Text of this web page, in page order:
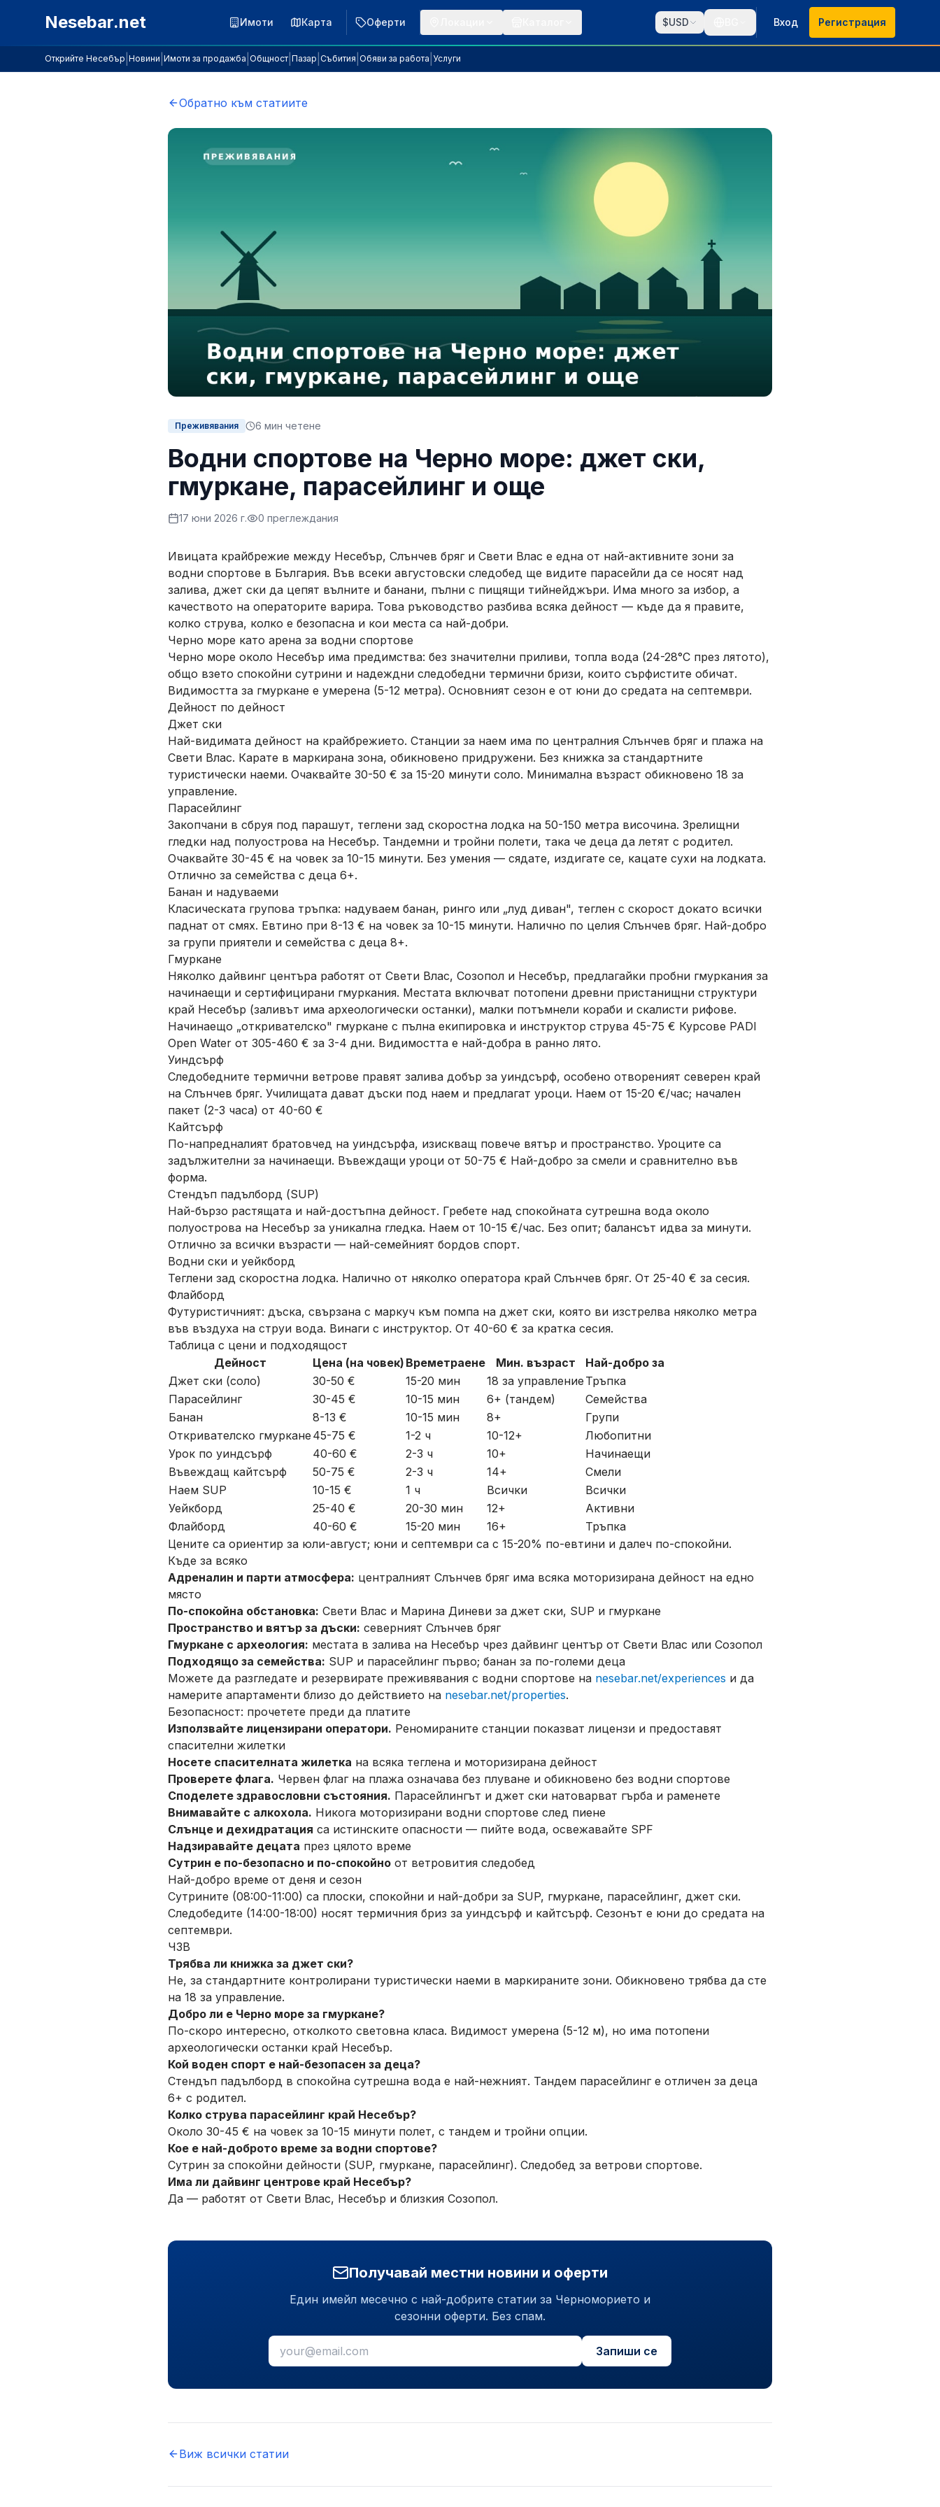
Nesebar.net Имоти Карта Оферти $USD Вход Регистрация
Открийте Несебър Новини Имоти за продажба Общност Пазар Събития Обяви за работа Услуги
Обратно към статиите
Преживявания 6 мин четене
Водни спортове на Черно море: джет ски,
гмуркане, парасейлинг и още
17 юни 2026 г. 0 преглеждания
Ивицата крайбрежие между Несебър, Слънчев бряг и Свети Влас е една от най-активните зони за
водни спортове в България. Във всеки августовски следобед ще видите парасейли да се носят над
залива, джет ски да цепят вълните и банани, пълни с пищящи тийнейджъри. Има много за избор, а
качеството на операторите варира. Това ръководство разбива всяка дейност — къде да я правите,
колко струва, колко е безопасна и кои места са най-добри.
Черно море като арена за водни спортове
Черно море около Несебър има предимства: без значителни приливи, топла вода (24-28°C през лятото),
общо взето спокойни сутрини и надеждни следобедни термични бризи, които сърфистите обичат.
Видимостта за гмуркане е умерена (5-12 метра). Основният сезон е от юни до средата на септември.
Дейност по дейност
Джет ски
Най-видимата дейност на крайбрежието. Станции за наем има по централния Слънчев бряг и плажа на
Свети Влас. Карате в маркирана зона, обикновено придружени. Без книжка за стандартните
туристически наеми. Очаквайте 30-50 € за 15-20 минути соло. Минимална възраст обикновено 18 за
управление.
Парасейлинг
Закопчани в сбруя под парашут, теглени зад скоростна лодка на 50-150 метра височина. Зрелищни
гледки над полуострова на Несебър. Тандемни и тройни полети, така че деца да летят с родител.
Очаквайте 30-45 € на човек за 10-15 минути. Без умения — сядате, издигате се, кацате сухи на лодката.
Отлично за семейства с деца 6+.
Банан и надуваеми
Класическата групова тръпка: надуваем банан, ринго или „луд диван", теглен с скорост докато всички
паднат от смях. Евтино при 8-13 € на човек за 10-15 минути. Налично по целия Слънчев бряг. Най-добро
за групи приятели и семейства с деца 8+.
Гмуркане
Няколко дайвинг центъра работят от Свети Влас, Созопол и Несебър, предлагайки пробни гмуркания за
начинаещи и сертифицирани гмуркания. Местата включват потопени древни пристанищни структури
край Несебър (заливът има археологически останки), малки потъмнели кораби и скалисти рифове.
Начинаещо „откривателско" гмуркане с пълна екипировка и инструктор струва 45-75 € Курсове PADI
Open Water от 305-460 € за 3-4 дни. Видимостта е най-добра в ранно лято.
Уиндсърф
Следобедните термични ветрове правят залива добър за уиндсърф, особено отвореният северен край
на Слънчев бряг. Училищата дават дъски под наем и предлагат уроци. Наем от 15-20 €/час; начален
пакет (2-3 часа) от 40-60 €
Кайтсърф
По-напредналият братовчед на уиндсърфа, изискващ повече вятър и пространство. Уроците са
задължителни за начинаещи. Въвеждащи уроци от 50-75 € Най-добро за смели и сравнително във
форма.
Стендъп падълборд (SUP)
Най-бързо растящата и най-достъпна дейност. Гребете над спокойната сутрешна вода около
полуострова на Несебър за уникална гледка. Наем от 10-15 €/час. Без опит; балансът идва за минути.
Отлично за всички възрасти — най-семейният бордов спорт.
Водни ски и уейкборд
Теглени зад скоростна лодка. Налично от няколко оператора край Слънчев бряг. От 25-40 € за сесия.
Флайборд
Футуристичният: дъска, свързана с маркуч към помпа на джет ски, която ви изстрелва няколко метра
във въздуха на струи вода. Винаги с инструктор. От 40-60 € за кратка сесия.
Таблица с цени и подходящост
Дейност
Цена (на човек) Времетраене Мин. възраст
Най-добро за
Джет ски (соло)
30-50 € 15-20 мин 18 за управление Тръпка
Парасейлинг
30-45 € 10-15 мин 6+ (тандем)
Семейства
Банан
8-13 € 10-15 мин 8+
Групи
Откривателско гмуркане 45-75 € 1-2 ч 10-12+
Любопитни
Урок по уиндсърф
40-60 € 2-3 ч 10+
Начинаещи
Въвеждащ кайтсърф
50-75 € 2-3 ч 14+
Смели
Наем SUP
10-15 € 1 ч Всички
Всички
Уейкборд
25-40 € 20-30 мин 12+
Активни
Флайборд
40-60 € 15-20 мин 16+
Тръпка
Цените са ориентир за юли-август; юни и септември са с 15-20% по-евтини и далеч по-спокойни.
Къде за всяко
Адреналин и парти атмосфера: централният Слънчев бряг има всяка моторизирана дейност на едно
място
По-спокойна обстановка: Свети Влас и Марина Диневи за джет ски, SUP и гмуркане
Пространство и вятър за дъски: северният Слънчев бряг
Гмуркане с археология: местата в залива на Несебър чрез дайвинг център от Свети Влас или Созопол
Подходящо за семейства: SUP и парасейлинг първо; банан за по-големи деца
Можете да разгледате и резервирате преживявания с водни спортове на nesebar.net/experiences и да
намерите апартаменти близо до действието на nesebar.net/properties.
Безопасност: прочетете преди да платите
Използвайте лицензирани оператори. Реномираните станции показват лицензи и предоставят
спасителни жилетки
Носете спасителната жилетка на всяка теглена и моторизирана дейност
Проверете флага. Червен флаг на плажа означава без плуване и обикновено без водни спортове
Споделете здравословни състояния. Парасейлингът и джет ски натоварват гърба и раменете
Внимавайте с алкохола. Никога моторизирани водни спортове след пиене
Слънце и дехидратация са истинските опасности — пийте вода, освежавайте SPF
Надзиравайте децата през цялото време
Сутрин е по-безопасно и по-спокойно от ветровития следобед
Най-добро време от деня и сезон
Сутрините (08:00-11:00) са плоски, спокойни и най-добри за SUP, гмуркане, парасейлинг, джет ски.
Следобедите (14:00-18:00) носят термичния бриз за уиндсърф и кайтсърф. Сезонът е юни до средата на
септември.
ЧЗВ
Трябва ли книжка за джет ски?
Не, за стандартните контролирани туристически наеми в маркираните зони. Обикновено трябва да сте
на 18 за управление.
Добро ли е Черно море за гмуркане?
По-скоро интересно, отколкото световна класа. Видимост умерена (5-12 м), но има потопени
археологически останки край Несебър.
Кой воден спорт е най-безопасен за деца?
Стендъп падълборд в спокойна сутрешна вода е най-нежният. Тандем парасейлинг е отличен за деца
6+ с родител.
Колко струва парасейлинг край Несебър?
Около 30-45 € на човек за 10-15 минути полет, с тандем и тройни опции.
Кое е най-доброто време за водни спортове?
Сутрин за спокойни дейности (SUP, гмуркане, парасейлинг). Следобед за ветрови спортове.
Има ли дайвинг центрове край Несебър?
Да — работят от Свети Влас, Несебър и близкия Созопол.
Получавай местни новини и оферти
Един имейл месечно с най-добрите статии за Черноморието и
сезонни оферти. Без спам.
Запиши се
Виж всички статии